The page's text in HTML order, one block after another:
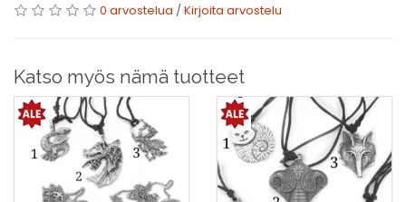
0 arvostelua /Kirjoita arvostelu
Katso myös nämä tuotteet